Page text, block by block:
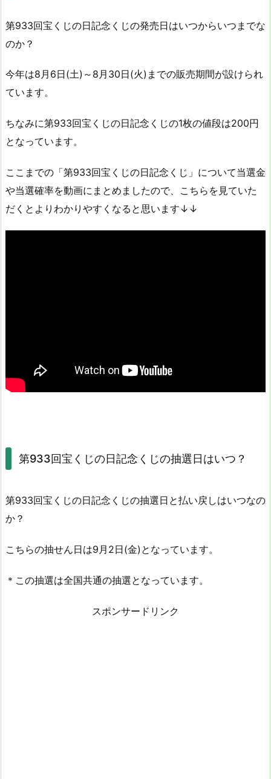
第933回宝くじの日記念くじの発売日はいつからいつまでな
のか？
今年は8月6日(土)～8月30日(火)までの販売期間が設けられ
ています。
ちなみに第933回宝くじの日記念くじの1枚の値段は200円
となっています。
ここまでの「第933回宝くじの日記念くじ」について当選金
や当選確率を動画にまとめましたので、こちらを見ていた
だくとよりわかりやすくなると思います↓↓
第933回宝くじの日記念くじの抽選日はいつ？
第933回宝くじの日記念くじの抽選日と払い戻しはいつなの
か？
こちらの抽せん日は9月2日(金)となっています。
＊この抽選は全国共通の抽選となっています。
スポンサードリンク